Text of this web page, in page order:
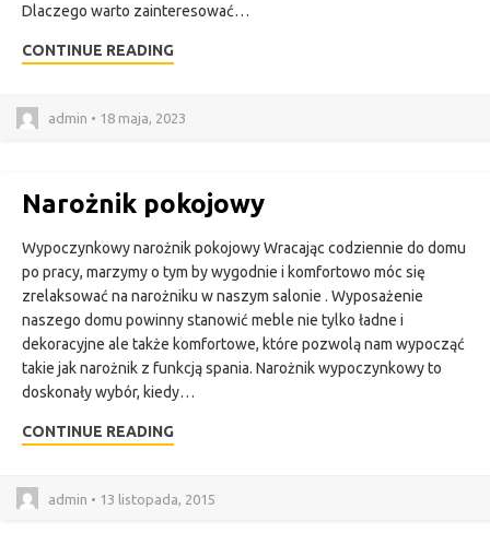
Dlaczego warto zainteresować…
CONTINUE READING
admin • 18 maja, 2023
Narożnik pokojowy
Wypoczynkowy narożnik pokojowy Wracając codziennie do domu
po pracy, marzymy o tym by wygodnie i komfortowo móc się
zrelaksować na narożniku w naszym salonie . Wyposażenie
naszego domu powinny stanowić meble nie tylko ładne i
dekoracyjne ale także komfortowe, które pozwolą nam wypocząć
takie jak narożnik z funkcją spania. Narożnik wypoczynkowy to
doskonały wybór, kiedy…
CONTINUE READING
admin • 13 listopada, 2015